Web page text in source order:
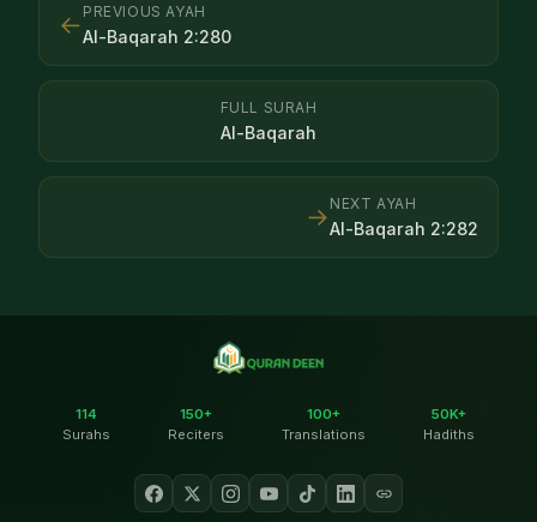
← PREVIOUS AYAH
Al-Baqarah 2:280
FULL SURAH
Al-Baqarah
NEXT AYAH
Al-Baqarah 2:282
→
114
Surahs
150+
Reciters
100+
Translations
50K+
Hadiths